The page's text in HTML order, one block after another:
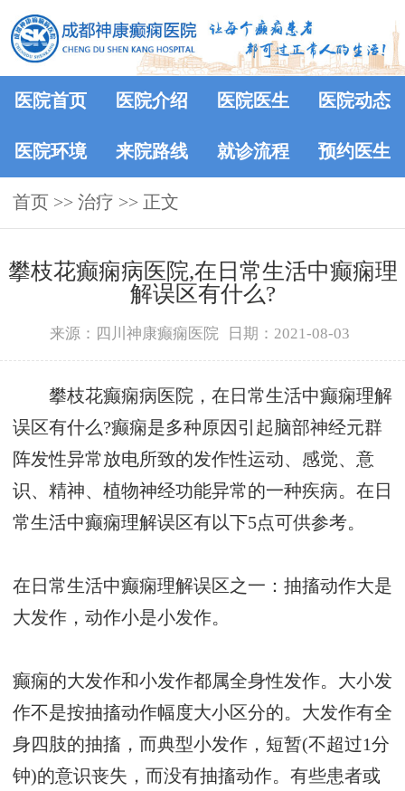
医院首页 医院介绍 医院医生 医院动态
医院环境 来院路线 就诊流程 预约医生
首页 >> 治疗 >> 正文
攀枝花癫痫病医院,在日常生活中癫痫理
解误区有什么?
来源：四川神康癫痫医院 日期：2021-08-03
攀枝花癫痫病医院，在日常生活中癫痫理解
误区有什么?癫痫是多种原因引起脑部神经元群
阵发性异常放电所致的发作性运动、感觉、意
识、精神、植物神经功能异常的一种疾病。在日
常生活中癫痫理解误区有以下5点可供参考。
在日常生活中癫痫理解误区之一：抽搐动作大是
大发作，动作小是小发作。
癫痫的大发作和小发作都属全身性发作。大小发
作不是按抽搐动作幅度大小区分的。大发作有全
身四肢的抽搐，而典型小发作，短暂(不超过1分
钟)的意识丧失，而没有抽搐动作。有些患者或